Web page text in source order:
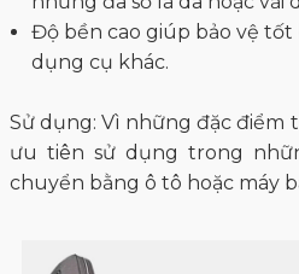
Độ bền cao giúp bảo vệ
dụng cụ khác.
Sử dụng: Vì những đặc điểm
ưu tiên sử dụng trong
chuyển bằng ô tô hoặc máy